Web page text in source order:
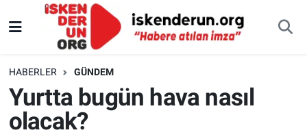
HABERLER GÜNDEM
Yurtta bugün hava nasıl
olacak?